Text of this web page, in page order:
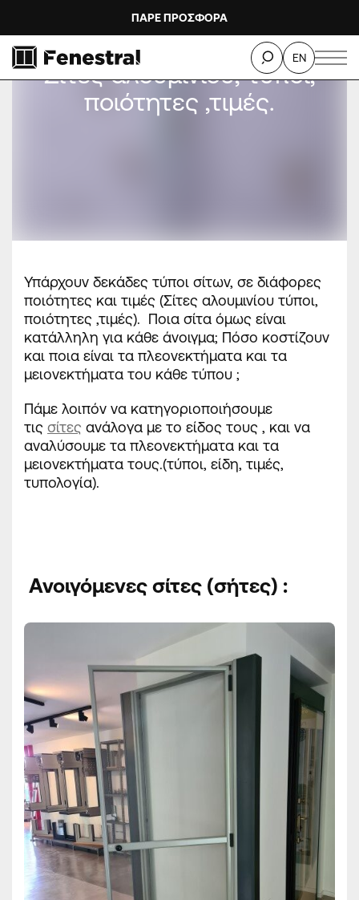
ΠΑΡΕ ΠΡΟΣΦΟΡΑ
EN
Σίτες αλουμινίου, τύποι,
ποιότητες ,τιμές.
Υπάρχουν δεκάδες τύποι σίτων, σε διάφορες
ποιότητες και τιμές (Σίτες αλουμινίου τύποι,
ποιότητες ,τιμές). Ποια σίτα όμως είναι
κατάλληλη για κάθε άνοιγμα; Πόσο κοστίζουν
και ποια είναι τα πλεονεκτήματα και τα
μειονεκτήματα του κάθε τύπου ;
Πάμε λοιπόν να κατηγοριοποιήσουμε
τις σίτες ανάλογα με το είδος τους , και να
αναλύσουμε τα πλεονεκτήματα και τα
μειονεκτήματα τους.(τύποι, είδη, τιμές,
τυπολογία).
Ανοιγόμενες σίτες (σήτες) :